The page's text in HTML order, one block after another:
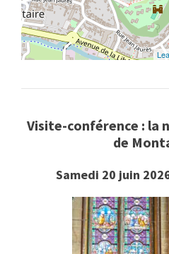
Visite-conférence : la
de
Samedi 20 juin